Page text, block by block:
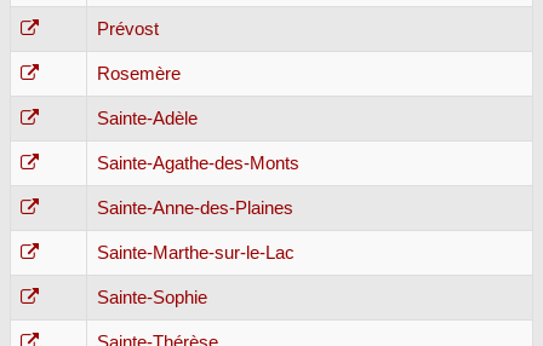
Prévost
Rosemère
Sainte-Adèle
Sainte-Agathe-des-Monts
Sainte-Anne-des-Plaines
Sainte-Marthe-sur-le-Lac
Sainte-Sophie
Sainte-Thérèse